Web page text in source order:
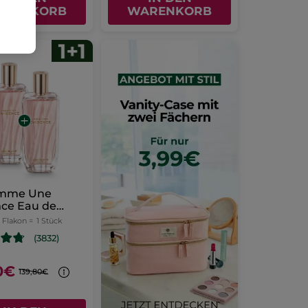
WARENKORB
Une
Eau de
100 ml
= 1 Stück
(3832)
139,80€